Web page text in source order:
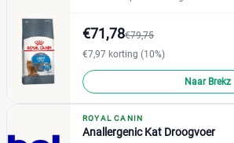
Petgamma
Plein
Zooplus
€71,78€79,75
€7,97 korting (10%)
Naar Brekz
ROYAL CANIN
Anallergenic Kat Droogvoer